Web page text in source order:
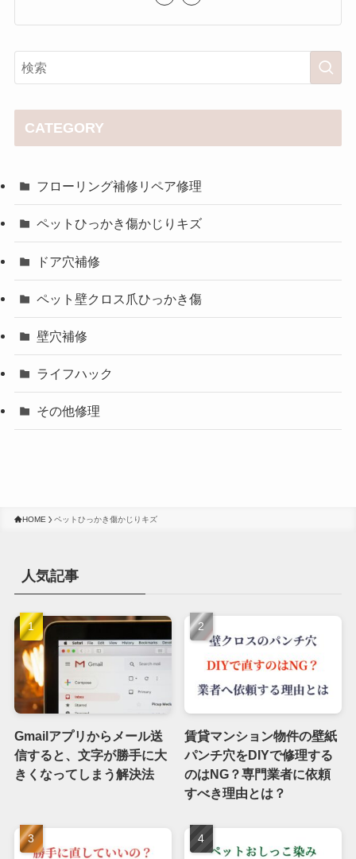
CATEGORY
フローリング補修リペア修理
ペットひっかき傷かじりキズ
ドア穴補修
ペット壁クロス爪ひっかき傷
壁穴補修
ライフハック
その他修理
HOME ペットひっかき傷かじりキズ
人気記事
Gmailアプリからメール送
信すると、文字が勝手に大
きくなってしまう解決法
賃貸マンション物件の壁紙
パンチ穴をDIYで修理する
のはNG？専門業者に依頼
すべき理由とは？